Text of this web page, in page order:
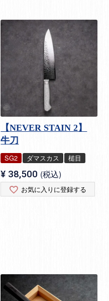
【NEVER STAIN 2】
牛刀
SG2 ダマスカス 槌目
¥ 38,500 税込
お気に入りに登録する